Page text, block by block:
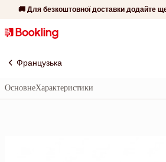
🚚 Для безкоштовної доставки додайте
Французька
ОсновнеХарактеристики